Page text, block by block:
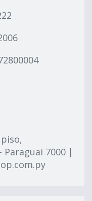
Paraguai 7000 |